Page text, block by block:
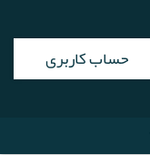
حساب کاربری